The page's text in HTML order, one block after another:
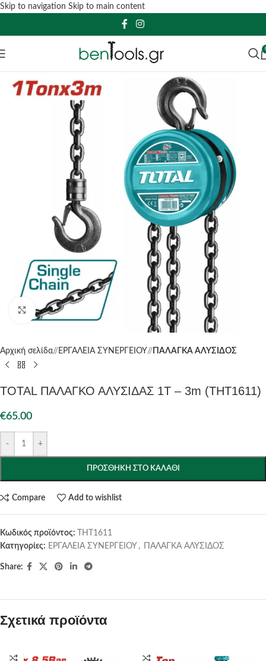
Skip to navigation Skip to main content
Click to enlarge
Αρχική σελίδα/ ΕΡΓΑΛΕΙΑ ΣΥΝΕΡΓΕΙΟΥ/ ΠΑΛΑΓΚΑ ΑΛΥΣΙΔΟΣ
TOTAL ΠΑΛΑΓΚΟ ΑΛΥΣΙΔΑΣ 1Τ – 3m (THT1611)
€65.00
- +
ΠΡΟΣΘΉΚΗ ΣΤΟ ΚΑΛΆΘΙ
Compare Add to wishlist
Κωδικός προϊόντος:
THT1611
Κατηγορίες: ΕΡΓΑΛΕΙΑ ΣΥΝΕΡΓΕΙΟΥ , ΠΑΛΑΓΚΑ ΑΛΥΣΙΔΟΣ
Share:
Σχετικά προϊόντα